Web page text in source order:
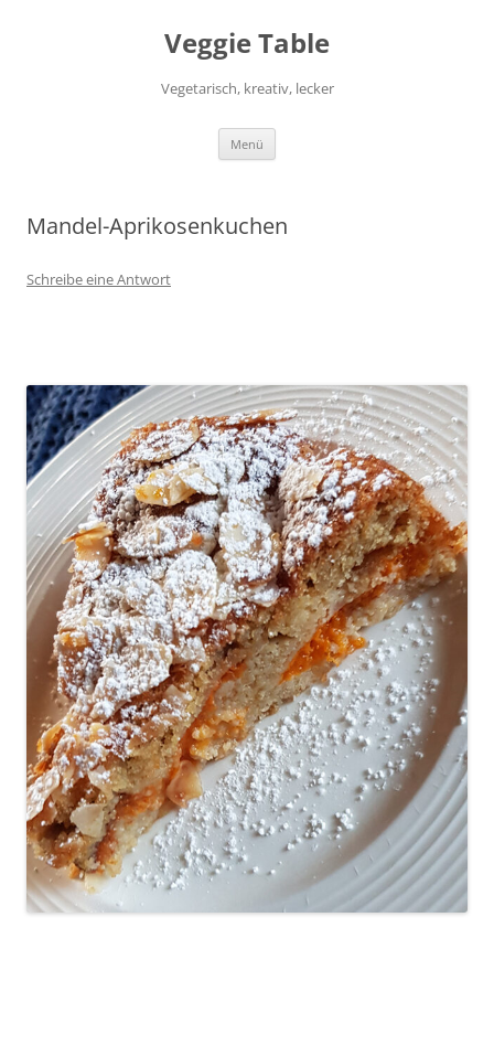
Veggie Table
Vegetarisch, kreativ, lecker
Menü
Mandel-Aprikosenkuchen
Schreibe eine Antwort